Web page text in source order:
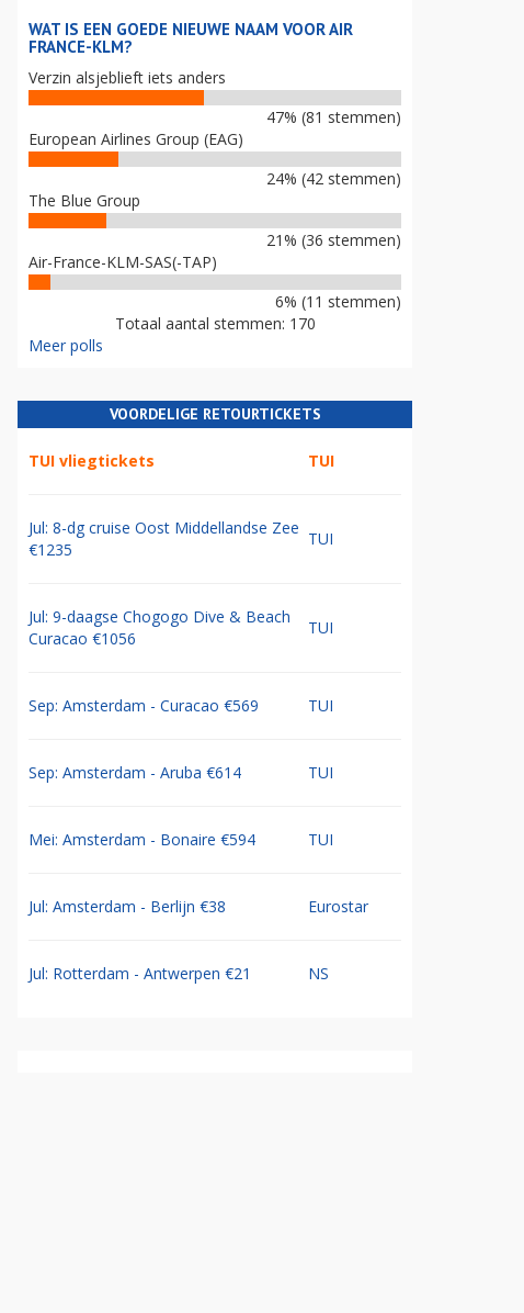
WAT IS EEN GOEDE NIEUWE NAAM VOOR AIR
FRANCE-KLM?
Verzin alsjeblieft iets anders
47% (81 stemmen)
European Airlines Group (EAG)
24% (42 stemmen)
The Blue Group
21% (36 stemmen)
Air-France-KLM-SAS(-TAP)
6% (11 stemmen)
Totaal aantal stemmen: 170
Meer polls
VOORDELIGE RETOURTICKETS
TUI vliegtickets TUI
Jul: 8-dg cruise Oost Middellandse Zee
€1235
TUI
Jul: 9-daagse Chogogo Dive & Beach
Curacao €1056
TUI
Sep: Amsterdam - Curacao €569 TUI
Sep: Amsterdam - Aruba €614 TUI
Mei: Amsterdam - Bonaire €594 TUI
Jul: Amsterdam - Berlijn €38 Eurostar
Jul: Rotterdam - Antwerpen €21 NS